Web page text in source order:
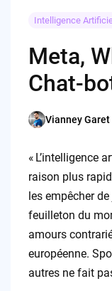
Intelligence
Meta,
Chat-
Posted
Vianney Garet
« L’intelligence
raison plus
les empêcher
feuilleton du
amours
européenne.
autres ne fait